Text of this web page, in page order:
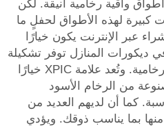
واقية رخامية أنيقة. لكن
لهذه الأطواق لحفلٍ ما
عبر الإنترنت يكون خيارًا
ديكورات المنازل توفر تشكيلة
واسعة من الأطواق الواقية الرخامية. وتُعد علامة XPIC خيارًا
من الرخام الأسود
كما أن لديهم العديد من
منها بما يناسب ذوقك. ويؤدي